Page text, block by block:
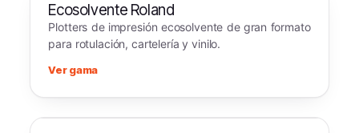
Ecosolvente Roland
Plotters de impresión ecosolvente de gran formato
para rotulación, cartelería y vinilo.
Ver gama